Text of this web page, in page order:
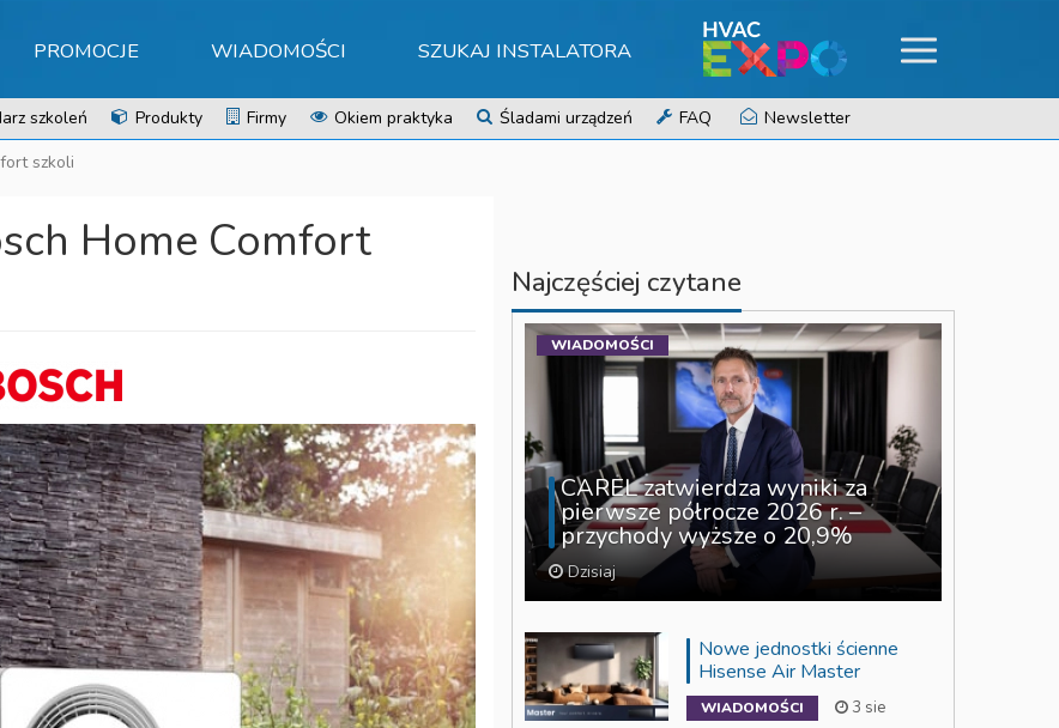
PROMOCJE WIADOMOŚCI SZUKAJ INSTALATORA
szkoleń Produkty Firmy Okiem praktyka Śladami urządzeń FAQ
Newsletter
szkoli
Home Comfort
Najczęściej czytane
CAREL zatwierdza wyniki za
pierwsze półrocze 2026 r. –
przychody wyższe o 20,9%
Dzisiaj
WIADOMOŚCI
Nowe jednostki ścienne
Hisense Air Master
WIADOMOŚCI 3 sie